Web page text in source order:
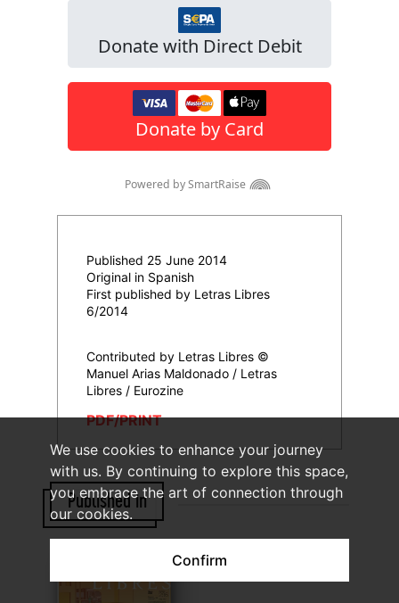
We use cookies to enhance your journey
with us. By continuing to explore this space,
you embrace the art of connection through
our cookies.
Confirm
Published 25 June 2014
Original in Spanish
First published by Letras Libres
6/2014
Contributed by Letras Libres ©
Manuel Arias Maldonado / Letras
Libres / Eurozine
PDF/PRINT
Published in